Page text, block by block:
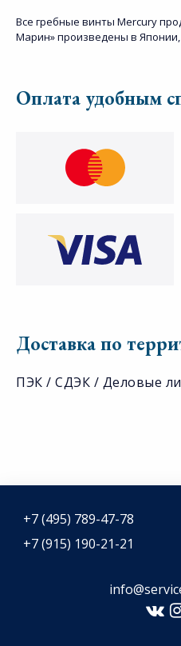
Все гребные винты Mercury
Марин» произведены в
Оплата удобным
Доставка по
ПЭК / СДЭК / Деловые
+7 (495) 789-47-78
+7 (915) 190-21-21